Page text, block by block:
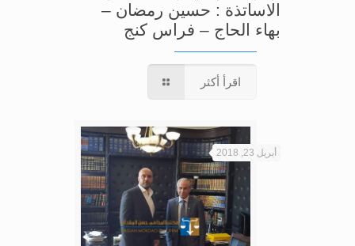
الاساتذة : حسين رمضان –
بهاء الحاج – فراس كنج
اقرأ أكثر
أبريل 23, 2018